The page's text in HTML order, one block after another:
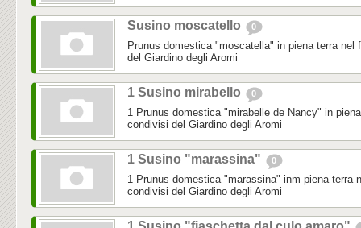
Susino moscatello 0
Prunus domestica "moscatella" in piena terra nel
del Giardino degli Aromi
1 Susino mirabello 0
1 Prunus domestica "mirabelle de Nancy" in
condivisi del Giardino degli Aromi
1 Susino "marassina" 0
1 Prunus domestica "marassina" inm piena terra
condivisi del Giardino degli Aromi